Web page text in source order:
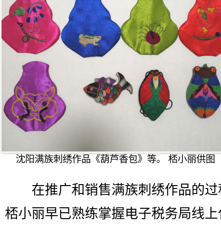
沈阳满族刺绣作品《葫芦香包》等。 桮小丽供图
在推广和销售满族刺绣作品的过
桮小丽早已熟练掌握电子税务局线